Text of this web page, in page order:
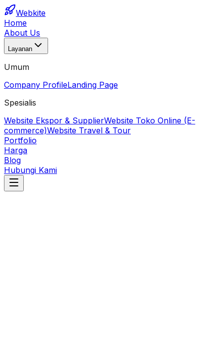
Webkite
Home
About Us
Layanan
Umum
Company ProfileLanding Page
Spesialis
Website Ekspor & SupplierWebsite Toko Online (E-
commerce)Website Travel & Tour
Portfolio
Harga
Blog
Hubungi Kami